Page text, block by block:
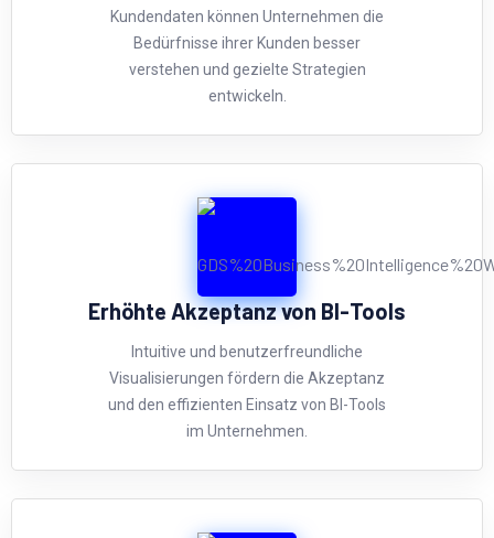
Kundendaten können Unternehmen die
Bedürfnisse ihrer Kunden besser
verstehen und gezielte Strategien
entwickeln.
Erhöhte Akzeptanz von BI-Tools
Intuitive und benutzerfreundliche
Visualisierungen fördern die Akzeptanz
und den effizienten Einsatz von BI-Tools
im Unternehmen.